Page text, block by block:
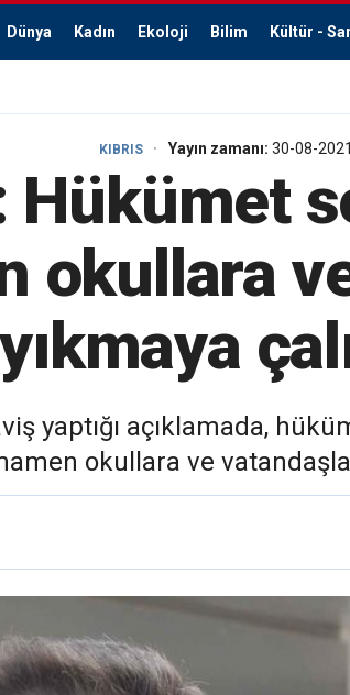
Dünya Kadın Ekoloji Bilim Kültür -
KIBRIS Yayın zamanı: 30-08-
Hükümet
okullara
yıkmaya
yaptığı açıklamada,
okullara ve